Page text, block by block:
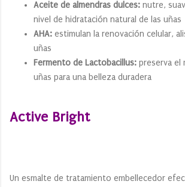
Aceite de almendras dulces: nutre,
nivel de hidratación natural de las uñas
AHA: estimulan la renovación celular,
uñas
Fermento de Lactobacillus: preserva el
uñas para una belleza duradera
Active Bright
Un esmalte de tratamiento embellecedor